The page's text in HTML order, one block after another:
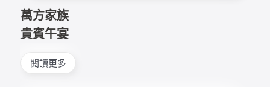
萬方家族
貴賓午宴
閱讀更多